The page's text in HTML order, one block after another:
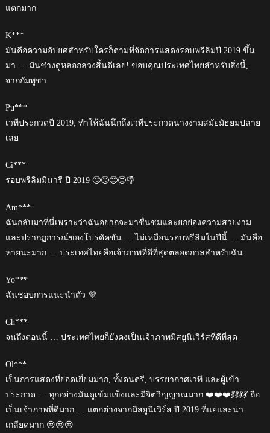
แตกมาก
K***
มันคือความอัปยศสำหรับใครก็ตามที่จัดการแสดงรอบพรีลิมปี 2019 ขึ้น
มา … มันช่างดูหลอกลวงสิ้นดีเลย! ขอบคุณประเทศไทยสำหรับสิ่งนี้,
จากกัมพูชา
Pu***
เวทีประกวดปี 2019, ทำให้ฉันนึกถึงเวทีประกวดนางงามสมัยมัธยมปลาย
เลย
Ci***
รอบพรีลิมมินารี ปี 2019 🙄🙄😒😒👎
Am***
ฉันกลับมาที่นี่เพราะว่าฉันอยากจะมาชื่นชมและยกย่องความสวยงาม
และปรากฏการณ์ของโปรดัคชัน … ไม่เหมือนรอบพรีลิมในปีนี้ … มันคือ
หายนะมาก … ประเทศไทยคือเจ้าภาพที่ดีที่สุดตลอดกาลสำหรับฉัน
Yo***
ฉันชอบการแนะนำตัว 💜
Ch***
จนถึงตอนนี้ … ประเทศไทยก็ยังคงเป็นเจ้าภาพมิสยูนิเวิร์สที่ดีที่สุด
Ol***
เป็นการแสดงที่ยอดเยี่ยมมาก, ทั้งดนตรี, บรรยากาศเวที และผู้เข้า
ประกวด … ทุกอย่างมันดูเข้มแข็งและมีจิตวิญญาณมาก ❤️❤️❤️💃💃💃💃 ถือ
เป็นเจ้าภาพที่ดีมาก … แตกต่างจากมิสยูนิเวิร์ส ปี 2019 ที่แย่และน่า
เกลียดมาก 😒😒😒